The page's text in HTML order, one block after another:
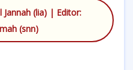
Jannah (lia) | Editor:
(snn)